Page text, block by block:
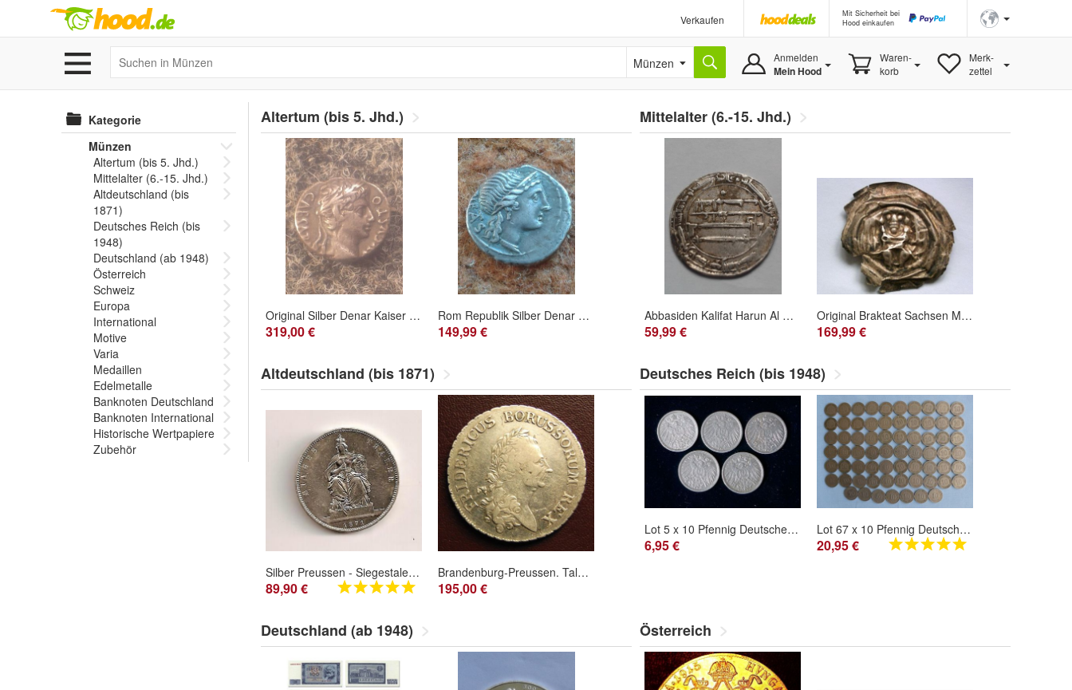
Verkaufen
Mit Sicherheit bei
Hood einkaufen
Münzen Anmelden
Mein Hood
Waren-
korb
Merk-
zettel
Kategorie
Münzen
Altertum (bis 5. Jhd.)
Mittelalter (6.-15. Jhd.)
Altdeutschland (bis
1871)
Deutsches Reich (bis
1948)
Deutschland (ab 1948)
Österreich
Schweiz
Europa
International
Motive
Varia
Medaillen
Edelmetalle
Banknoten Deutschland
Banknoten International
Historische Wertpapiere
Zubehör
Altertum (bis 5. Jhd.)
Original Silber Denar Kaiser Augustus 27v.-14n. Chr. colonia patricia - RRR
319,00 €
Rom Republik Silber Denar 108-107 v. Chr. M. Herennius f. vz. Syc 567 Crown 308/1b
149,99 €
Mittelalter (6.-15. Jhd.)
Abbasiden Kalifat Harun Al Rashid Silberdirhem 776-809 "Münze aus 1001 Nacht"
59,99 €
Original Brakteat Sachsen Meissen um 1230-1250 Heinrich der Erlauchte 1221-1288
169,99 €
Altdeutschland (bis 1871)
Silber Preussen - Siegestaler 1871 - 1 Taler ss
89,90 €
Brandenburg-Preussen. Taler 1786 A (Sterbetaler)
195,00 €
Deutsches Reich (bis 1948)
Lot 5 x 10 Pfennig Deutsches Reich 1913 Münzen 3 x A + D + E
6,95 €
Lot 67 x 10 Pfennig Deutsches Reich Münzen 1874 1875 1876 1888 1889 1890 1891 92 93
20,95 €
Deutschland (ab 1948) Österreich